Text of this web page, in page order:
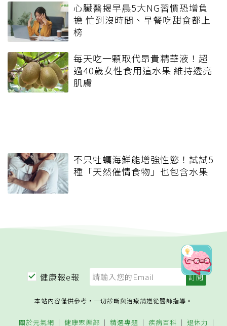
心臟醫揭早晨5大NG習慣恐增負
擔 忙到沒時間、早餐吃甜食都上
榜
每天吃一顆取代昂貴精華液！超
過40歲女性食用這水果 維持透亮
肌膚
不只牡蠣海鮮能增強性慾！試試5
種「天然催情食物」也包含水果
健康報e報
本站內容僅供參考，一切診斷與治療請遵從醫師指導。
關於元氣網 健康聚樂部 精選專題 疾病百科 退休力